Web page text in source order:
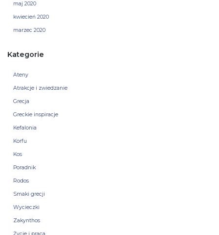
maj 2020
kwiecień 2020
marzec 2020
Kategorie
Ateny
Atrakcje i zwiedzanie
Grecja
Greckie inspiracje
Kefalonia
Korfu
Kos
Poradnik
Rodos
Smaki grecji
Wycieczki
Zakynthos